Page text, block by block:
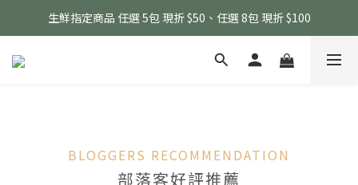
生鮮指定商品 任選 5包 現折 $50、任選 8包 現折 $100
生鮮指定商品 任選 5包 現折 $50、任選 8包 現折 $100
會員感謝月 消費滿千即贈人蔘滴雞精 (最高累贈3包)
BLOGGERS RECOMMENDATION
部落客好評推薦